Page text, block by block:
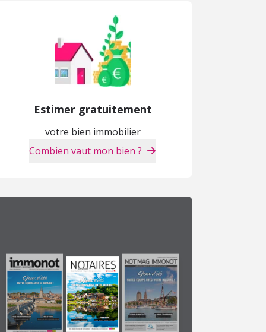
Estimer gratuitement
votre bien immobilier
Combien vaut mon bien ?